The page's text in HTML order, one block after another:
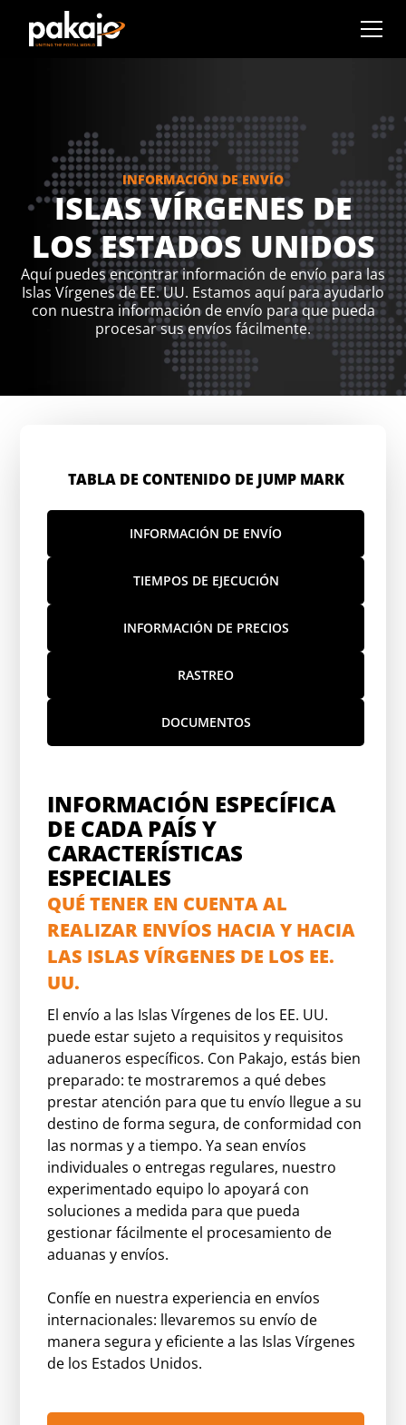
INFORMACIÓN DE ENVÍO
ISLAS VÍRGENES DE
LOS ESTADOS UNIDOS
Aquí puedes encontrar información de envío para las
Islas Vírgenes de EE. UU. Estamos aquí para ayudarlo
con nuestra información de envío para que pueda
procesar sus envíos fácilmente.
TABLA DE CONTENIDO DE JUMP MARK
INFORMACIÓN DE ENVÍO
TIEMPOS DE EJECUCIÓN
INFORMACIÓN DE PRECIOS
RASTREO
DOCUMENTOS
INFORMACIÓN ESPECÍFICA
DE CADA PAÍS Y
CARACTERÍSTICAS
ESPECIALES
QUÉ TENER EN CUENTA AL
REALIZAR ENVÍOS HACIA Y HACIA
LAS ISLAS VÍRGENES DE LOS EE.
UU.
El envío a las Islas Vírgenes de los EE. UU.
puede estar sujeto a requisitos y requisitos
aduaneros específicos. Con Pakajo, estás bien
preparado: te mostraremos a qué debes
prestar atención para que tu envío llegue a su
destino de forma segura, de conformidad con
las normas y a tiempo. Ya sean envíos
individuales o entregas regulares, nuestro
experimentado equipo lo apoyará con
soluciones a medida para que pueda
gestionar fácilmente el procesamiento de
aduanas y envíos.
Confíe en nuestra experiencia en envíos
internacionales: llevaremos su envío de
manera segura y eficiente a las Islas Vírgenes
de los Estados Unidos.